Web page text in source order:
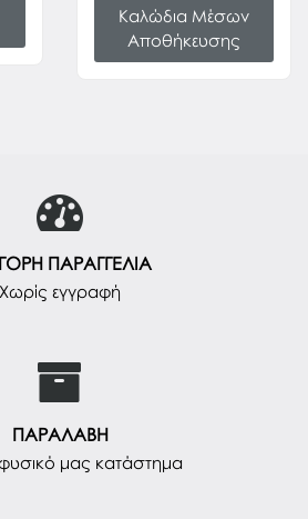
Καλώδια Μέσων
Αποθήκευσης
ΠΑΡΑΓΓΕΛΙΑ
Χωρίς εγγραφή
ΠΑΡΑΛΑΒΗ
μας κατάστημα